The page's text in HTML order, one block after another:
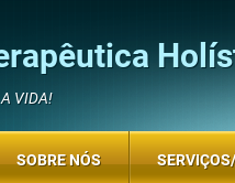
VIDA!
SOBRE NÓS